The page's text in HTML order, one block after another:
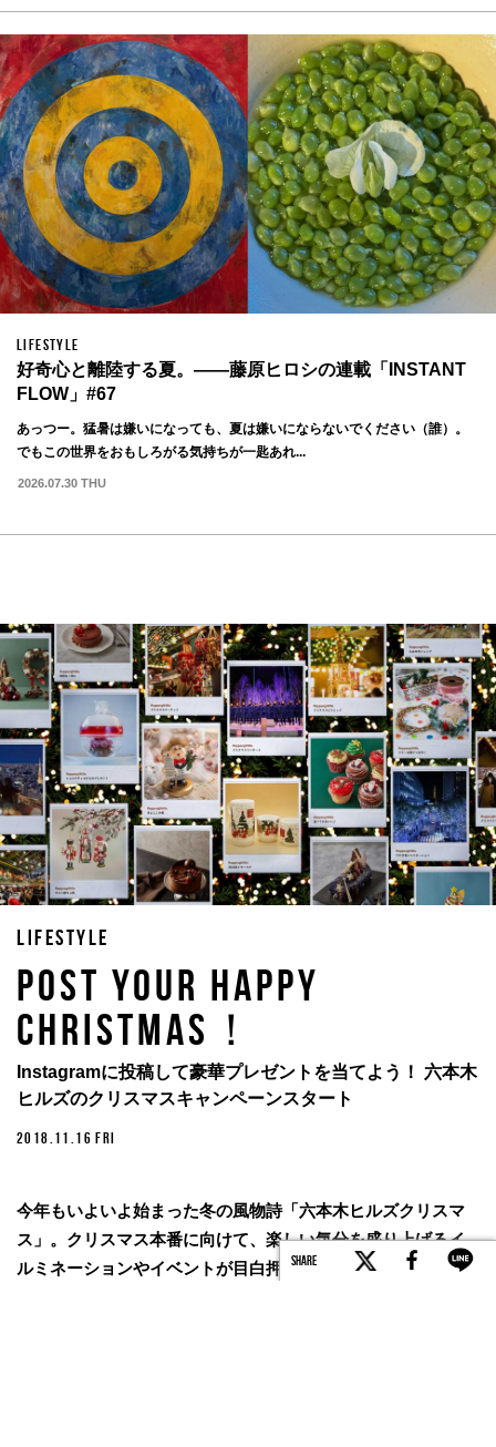
SHARE
LIFESTYLE
好奇心と離陸する夏。——藤原ヒロシの連載「INSTANT
FLOW」#67
あっつー。猛暑は嫌いになっても、夏は嫌いにならないでください（誰）。
でもこの世界をおもしろがる気持ちが一匙あれ...
2026.07.30 THU
LIFESTYLE
POST YOUR HAPPY
CHRISTMAS！
Instagramに投稿して豪華プレゼントを当てよう！ 六本木
ヒルズのクリスマスキャンペーンスタート
2018.11.16 FRI
今年もいよいよ始まった冬の風物詩「六本木ヒルズクリスマ
ス」。クリスマス本番に向けて、楽しい気分を盛り上げるイ
ルミネーションやイベントが目白押し。さらに、11月16日